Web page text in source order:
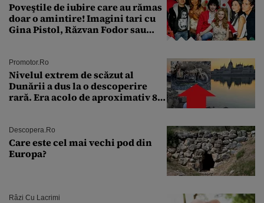
Poveştile de iubire care au rămas
doar o amintire! Imagini tari cu
Gina Pistol, Răzvan Fodor sau
Promotor.ro
Nivelul extrem de scăzut al
Dunării a dus la o descoperire
rară. Era acolo de aproximativ 80
Descopera.ro
Care este cel mai vechi pod din
Europa?
Râzi Cu Lacrimi